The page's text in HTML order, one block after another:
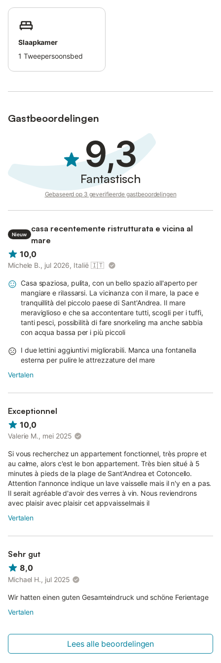
The information for key collection will be indicated within 48
hours before the arrival date.
We inform you that check-in takes place in our offices in
arrival details.
Slaapkamer
1 Tweepersoonsbed
Gastbeoordelingen
9,3
Fantastisch
Gebaseerd op 3 geverifieerde gastbeoordelingen
Nieuw
casa recentemente ristrutturata e vicina al
mare
10,0
Michele B., jul 2026, Italië 🇮🇹
Casa spaziosa, pulita, con un bello spazio all'aperto per
mangiare e rilassarsi. La vicinanza con il mare, la pace e
tranquillità del piccolo paese di Sant'Andrea. Il mare
meraviglioso e che sa accontentare tutti, scogli per i tuffi,
tanti pesci, possibilità di fare snorkeling ma anche sabbia
con acqua bassa per i più piccoli
I due lettini aggiuntivi migliorabili. Manca una fontanella
esterna per pulire le attrezzature del mare
Vertalen
Exceptionnel
10,0
Valerie M., mei 2025
Si vous recherchez un appartement fonctionnel, très propre et
au calme, alors c'est le bon appartement. Très bien situé à 5
minutes à pieds de la plage de Sant'Andrea et Cotoncello.
Attention l'annonce indique un lave vaisselle mais il n'y en a pas.
Il serait agréable d'avoir des verres à vin. Nous reviendrons
avec plaisir avec plaisir cet appvaisselmais il
Vertalen
Sehr gut
8,0
Michael H., jul 2025
Wir hatten einen guten Gesamteindruck und schöne Ferientage
Vertalen
Lees alle beoordelingen